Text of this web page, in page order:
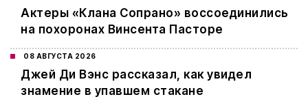
Актеры «Клана Сопрано» воссоединились
на похоронах Винсента Пасторе
08 АВГУСТА 2026
Джей Ди Вэнс рассказал, как увидел
знамение в упавшем стакане